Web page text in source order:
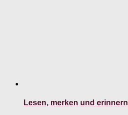
Lesen, merken und erinnern